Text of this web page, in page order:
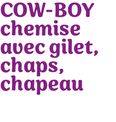
COW-BOY
chemise
avec gilet,
chaps,
chapeau